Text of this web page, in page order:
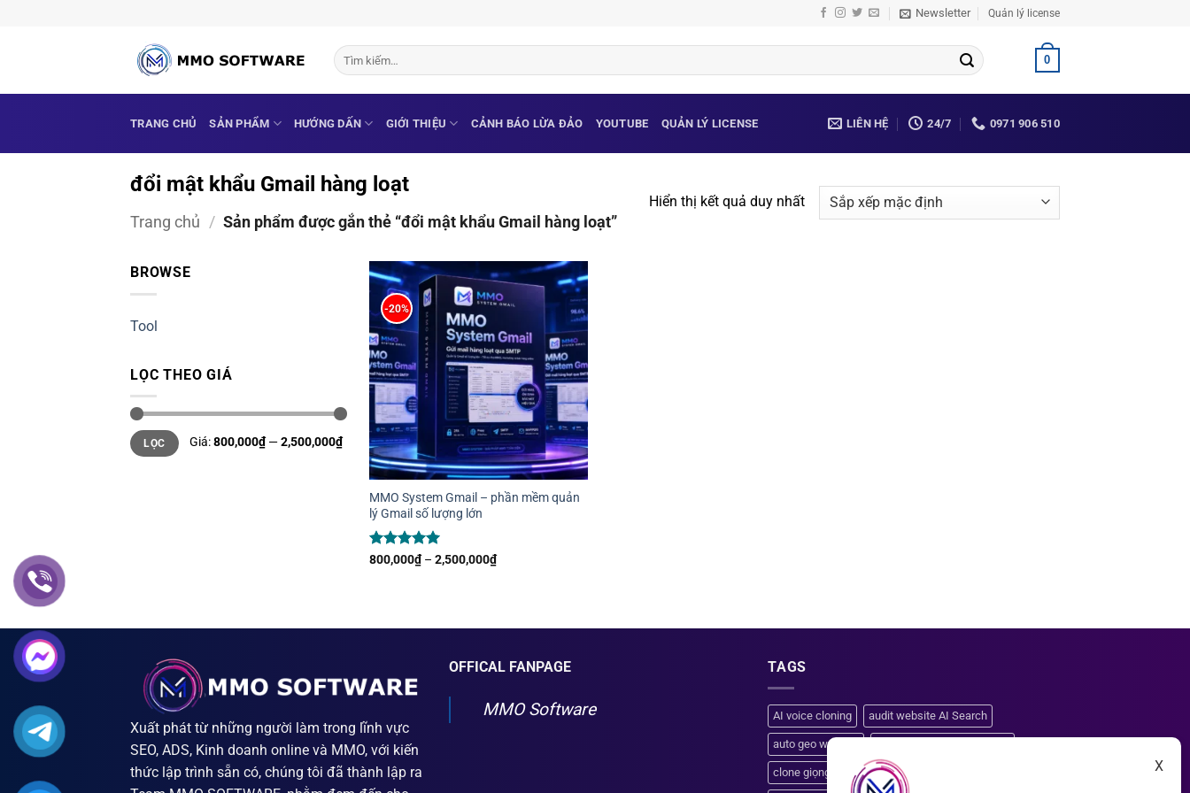
Newsletter Quản lý license
Tìm
kiếm:
0
TRANG CHỦ SẢN PHẨM HƯỚNG DẤN GIỚI THIỆU CẢNH BÁO LỪA ĐẢO YOUTUBE QUẢN LÝ LICENSE LIÊN HỆ 24/7 0971 906 510
đổi mật khẩu Gmail hàng loạt
Trang chủ / Sản phẩm được gắn thẻ “đổi mật khẩu Gmail hàng loạt”
Hiển thị kết quả duy nhất
BROWSE
Tool
LỌC THEO GIÁ
Giá
tối
thiểu
Giá
tối
đa
LỌC Giá:800,000₫—2,500,000₫
-20%
+
MMO System Gmail – phần mềm quản
lý Gmail số lượng lớn
Được xếp
800,000₫ – 2,500,000₫Khoảng
giá:
Xuất phát từ những người làm trong lĩnh vực
SEO, ADS, Kinh doanh online và MMO, với kiến
thức lập trình sẵn có, chúng tôi đã thành lập ra
OFFICAL FANPAGE
MMO Software
TAGS
AI voice cloning audit website AI Search
auto geo website
clone giọng đọc AI clone voice tiếng Việt X